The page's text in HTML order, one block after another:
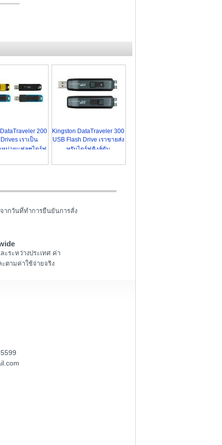
200
เราเป็น
น่ายแฟลชไดร์ฟ
Kingston DataTraveler 300
USB Flash Drive เราขายส่ง
ทรัมไดร์ฟคิงส์ตัน
ากวันที่ทำการยืนยันการสั่ง
ะระหว่างประเทศ ค่า
ตามค่าใช้จ่ายจริง